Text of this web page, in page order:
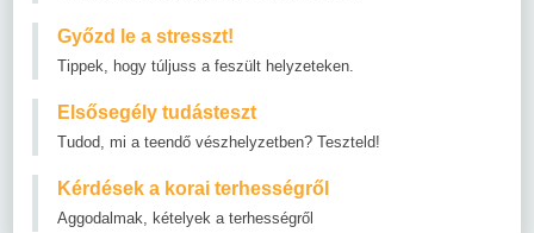
Győzd le a stresszt!
Tippek, hogy túljuss a feszült helyzeteken.
Elsősegély tudásteszt
Tudod, mi a teendő vészhelyzetben? Teszteld!
Kérdések a korai terhességről
Aggodalmak, kételyek a terhességről